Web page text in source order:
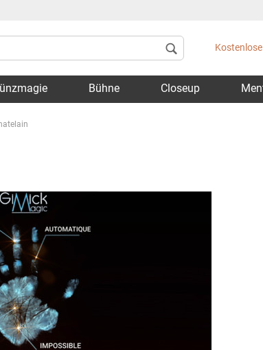
Lieferland
Kostenlose
Bühne Closeup